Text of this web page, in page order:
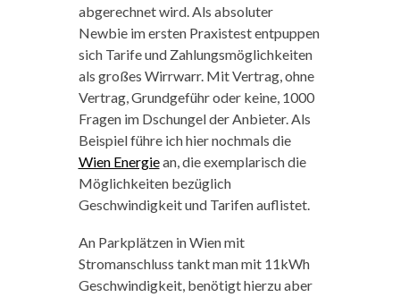
abgerechnet wird. Als absoluter
Newbie im ersten Praxistest entpuppen
sich Tarife und Zahlungsmöglichkeiten
als großes Wirrwarr. Mit Vertrag, ohne
Vertrag, Grundgeführ oder keine, 1000
Fragen im Dschungel der Anbieter. Als
Beispiel führe ich hier nochmals die
Wien Energiean, die exemplarisch die
Möglichkeiten bezüglich
Geschwindigkeit und Tarifen auflistet.
An Parkplätzen in Wien mit
Stromanschluss tankt man mit 11kWh
Geschwindigkeit, benötigt hierzu aber